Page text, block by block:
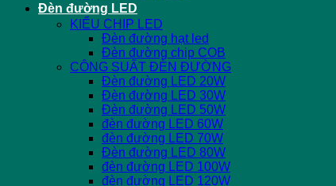
Đèn đường LED
KIỂU CHIP LED
Đèn đường hạt led
Đèn đường chip COB
CÔNG SUẤT ĐÈN ĐƯỜNG
Đèn đường LED 20W
Đèn đường LED 30W
Đèn đường LED 50W
đèn đường LED 60W
đèn đường LED 70W
Đèn đường LED 80W
đèn đường LED 100W
đèn đường LED 120W